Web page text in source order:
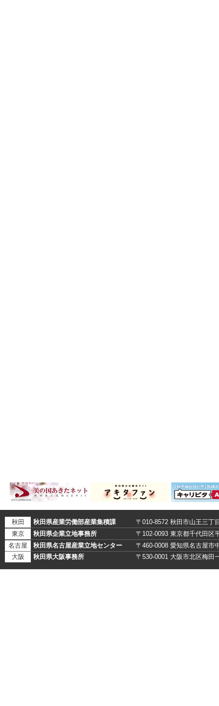
秋田 秋田県産業労働部産業集積課
〒010-8572 秋田市山王三丁
東京
秋田県企業立地事務所
〒102-0093 東京都千代田区
名古屋
秋田県名古屋産業立地センター
〒460-0008 愛知県名古屋市
大阪
秋田県大阪事務所 〒530-0001 大阪市北区梅田